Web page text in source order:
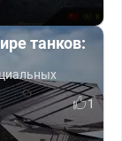
танков:
1